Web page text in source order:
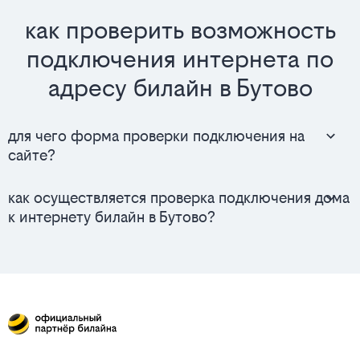
как проверить возможность
подключения интернета по
адресу билайн в Бутово
для чего форма проверки подключения на
сайте?
как осуществляется проверка подключения дома
к интернету билайн в Бутово?